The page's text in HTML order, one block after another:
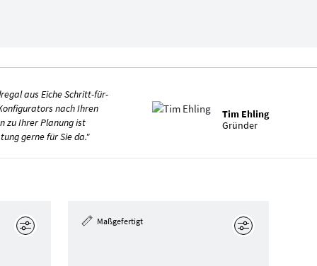
aus Eiche Schritt-für-
nach Ihren
zu Ihrer Planung ist
gerne für Sie da."
Tim Ehling
Gründer
Maßgefertigt